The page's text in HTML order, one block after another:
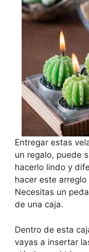
Entregar estas
un regalo, puede
hacerlo lindo y
hacer este
Necesitas un
de una caja.
Dentro de esta
vayas a insertar